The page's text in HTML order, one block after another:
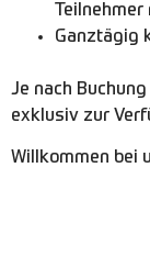
Ganztägig
Je nach
exklusiv zur
Willkommen bei